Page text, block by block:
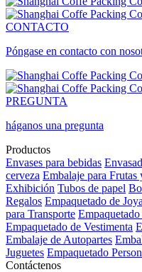
CONTACTO
Póngase en contacto con
PREGUNTA
háganos una pregunta
Productos
Envases para bebidas
cerveza Embalaje para Frutas
Exhibición Tubos de papel
Regalos Empaquetado de
para Transporte
Empaquetado de Vestimenta
Embalaje de Autopartes
Juguetes Empaquetado
Contáctenos